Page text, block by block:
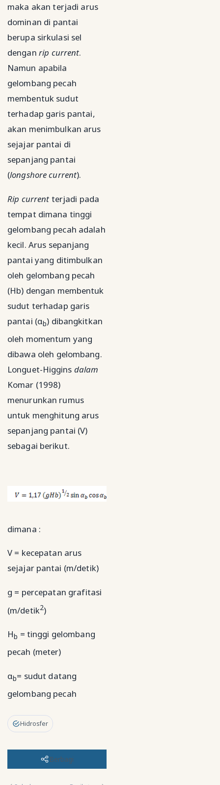
maka akan terjadi arus
dominan di pantai
berupa sirkulasi sel
dengan rip current.
Namun apabila
gelombang pecah
membentuk sudut
terhadap garis pantai,
akan menimbulkan arus
sejajar pantai di
sepanjang pantai
(longshore current).
Rip current terjadi pada
tempat dimana tinggi
gelombang pecah adalah
kecil. Arus sepanjang
pantai yang ditimbulkan
oleh gelombang pecah
(Hb) dengan membentuk
sudut terhadap garis
pantai (αb) dibangkitkan
oleh momentum yang
dibawa oleh gelombang.
Longuet-Higgins dalam
Komar (1998)
menurunkan rumus
untuk menghitung arus
sepanjang pantai (V)
sebagai berikut.
dimana :
V = kecepatan arus
sejajar pantai (m/detik)
g = percepatan grafitasi
(m/detik2)
Hb = tinggi gelombang
pecah (meter)
αb= sudut datang
gelombang pecah
Hidrosfer
Berbagi